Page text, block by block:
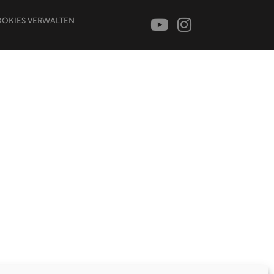
VERWALTEN